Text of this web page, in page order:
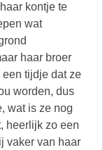
kontje te
wat
haar broer
tijdje dat ze
worden, dus
wat is ze nog
heerlijk zo een
vaker van haar